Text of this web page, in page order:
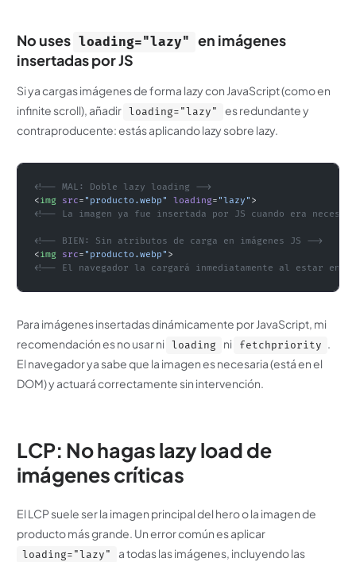
No uses loading="lazy" en imágenes
insertadas por JS
Si ya cargas imágenes de forma lazy con JavaScript (como en
infinite scroll), añadir loading="lazy"
es redundante y
contraproducente: estás aplicando lazy sobre lazy.
<!-- MAL: Doble lazy loading -->
<img src= "producto.webp" loading= "lazy" >
<!-- La imagen ya fue insertada por JS cuando era
<!-- BIEN: Sin atributos de carga en imágenes JS -->
<img src= "producto.webp" >
<!-- El navegador la cargará inmediatamente al estar en el
Para imágenes insertadas dinámicamente por JavaScript, mi
recomendación es no usar ni
loading ni fetchpriority .
El navegador ya sabe que la imagen es necesaria (está en el
DOM) y actuará correctamente sin intervención.
LCP: No hagas lazy load de
imágenes críticas
El LCP suele ser la imagen principal del hero o la imagen de
producto más grande. Un error común es aplicar
loading="lazy"
a todas las imágenes, incluyendo las